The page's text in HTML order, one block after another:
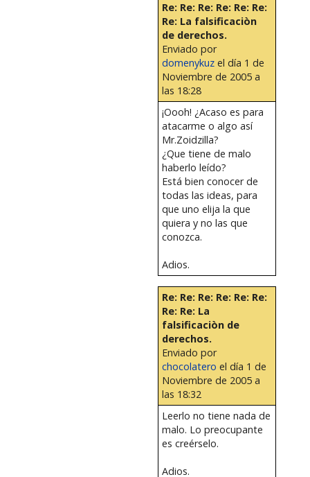
Re: Re: Re: Re: Re: Re:
Re: La falsificaciòn
de derechos.
Enviado por
domenykuzel día 1 de
Noviembre de 2005 a
las 18:28
¡Oooh! ¿Acaso es para
atacarme o algo así
Mr.Zoidzilla?
¿Que tiene de malo
haberlo leído?
Está bien conocer de
todas las ideas, para
que uno elija la que
quiera y no las que
conozca.
Adios.
Re: Re: Re: Re: Re: Re:
Re: Re: La
falsificaciòn de
derechos.
Enviado por
chocolatero el día 1 de
Noviembre de 2005 a
las 18:32
Leerlo no tiene nada de
malo. Lo preocupante
es creérselo.
Adios.